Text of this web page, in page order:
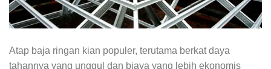
Atap baja ringan kian populer, terutama berkat daya
tahannya yang unggul dan biaya yang lebih ekonomis